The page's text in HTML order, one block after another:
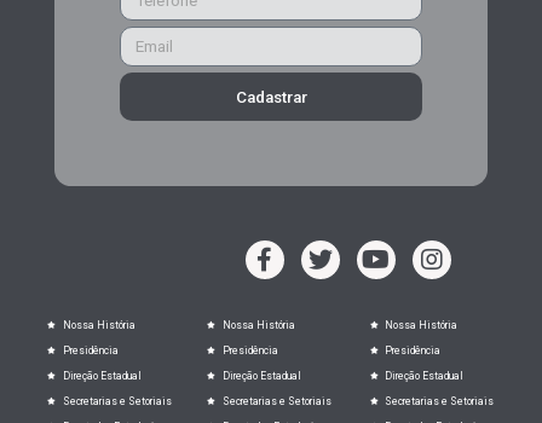
Cadastrar
Nossa História
Presidência
Direção Estadual
Secretarias e Setoriais
Nossa História
Presidência
Direção Estadual
Secretarias e Setoriais
Nossa História
Presidência
Direção Estadual
Secretarias e Setoriais